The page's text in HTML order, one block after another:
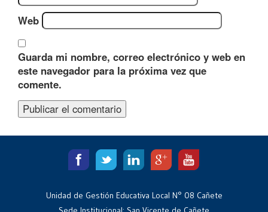
Web
Guarda mi nombre, correo electrónico y web en
este navegador para la próxima vez que
comente.
Unidad de Gestión Educativa Local N° 08 Cañete